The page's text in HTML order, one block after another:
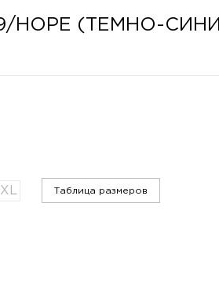
HOPE (ТЕМНО-
Таблица размеров